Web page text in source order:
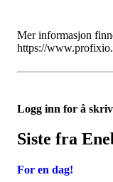
Mer informasjon
https://
Logg inn for å
Siste fra
For en dag!